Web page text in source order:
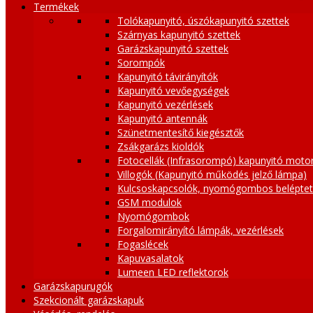
Termékek
Tolókapunyitó, úszókapunyitó szettek
Szárnyas kapunyitó szettek
Garázskapunyitó szettek
Sorompók
Kapunyitó távirányítók
Kapunyitó vevőegységek
Kapunyitó vezérlések
Kapunyitó antennák
Szünetmentesítő kiegésztők
Zsákgarázs kioldók
Fotocellák (Infrasorompó) kapunyitó
Villogók (Kapunyitó működés jelző lámpa)
Kulcsoskapcsolók, nyomógombos
GSM modulok
Nyomógombok
Forgalomirányító lámpák, vezérlések
Fogaslécek
Kapuvasalatok
Lumeen LED reflektorok
Garázskapurugók
Szekcionált garázskapuk